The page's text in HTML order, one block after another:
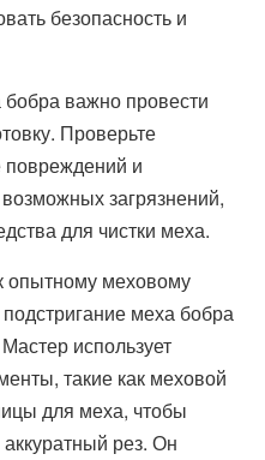
безопасность и
важно провести
Проверьте
повреждений и
загрязнений,
для чистки меха.
опытному меховому
меха бобра
использует
такие как меховой
для меха, чтобы
рез. Он